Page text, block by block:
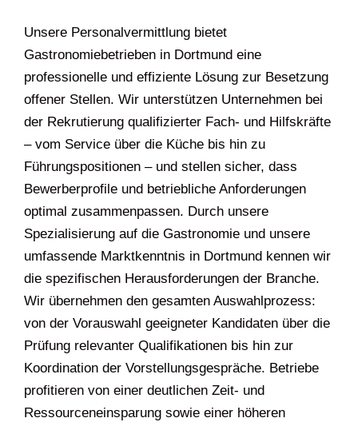
Unsere Personalvermittlung bietet
Gastronomiebetrieben in Dortmund eine
professionelle und effiziente Lösung zur Besetzung
offener Stellen. Wir unterstützen Unternehmen bei
der Rekrutierung qualifizierter Fach- und Hilfskräfte
– vom Service über die Küche bis hin zu
Führungspositionen – und stellen sicher, dass
Bewerberprofile und betriebliche Anforderungen
optimal zusammenpassen. Durch unsere
Spezialisierung auf die Gastronomie und unsere
umfassende Marktkenntnis in Dortmund kennen wir
die spezifischen Herausforderungen der Branche.
Wir übernehmen den gesamten Auswahlprozess:
von der Vorauswahl geeigneter Kandidaten über die
Prüfung relevanter Qualifikationen bis hin zur
Koordination der Vorstellungsgespräche. Betriebe
profitieren von einer deutlichen Zeit- und
Ressourceneinsparung sowie einer höheren